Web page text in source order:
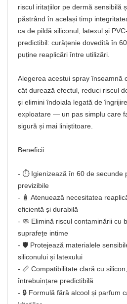
riscul iritațiilor pe dermă sensibilă
păstrând în același timp
ca de pildă siliconul, latexul și
predictibil: curățenie dovedită în
puține reaplicări între utilizări.
Alegerea acestui spray înseamnă
cât durează efectul, reduci riscul
și elimini îndoiala legată de
exploatare — un pas simplu care
sigură și mai liniștitoare.
Beneficii:
- ⏱️ Igienizează în 60 de secunde
previzibile
- 🧴 Atenuează necesitatea
eficientă și durabilă
- 🧼 Elimină riscul contaminării cu
suprafețe intime
- 🛡️ Protejează materialele
siliconului și latexului
- 📏 Compatibilitate clară cu
întrebuințare predictibilă
- 🔒 Formulă fără alcool și parfum